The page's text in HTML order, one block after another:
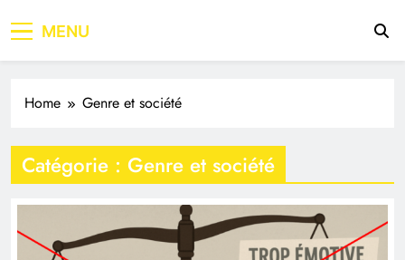
MENU
Home Genre et société
Catégorie : Genre et société